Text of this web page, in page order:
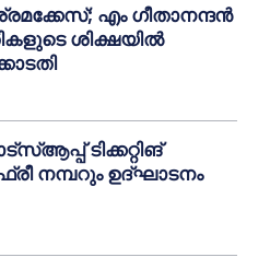
എം ഗീതാനന്ദൻ
ശിക്ഷയില്‍
ടിക്കറ്റിങ്
നമ്പറും ഉദ്ഘാടനം